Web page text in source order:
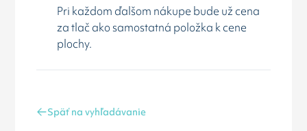
Pri každom ďalšom nákupe bude už cena
za tlač ako samostatná položka k cene
plochy.
Späť na vyhľadávanie